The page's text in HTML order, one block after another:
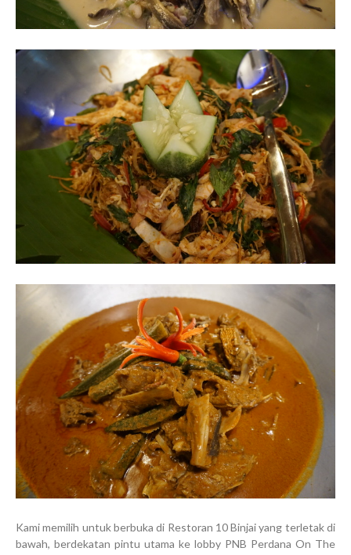
Kami memilih untuk berbuka di Restoran 10 Binjai yang terletak di
bawah, berdekatan pintu utama ke lobby PNB Perdana On The